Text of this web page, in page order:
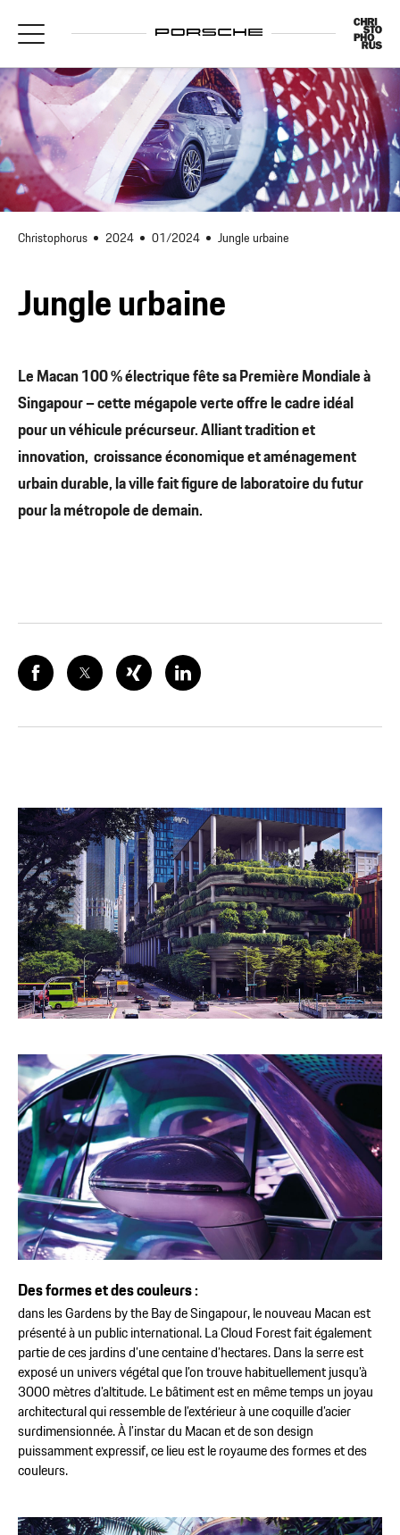
Christophorus 2024 01/2024 Jungle urbaine
Jungle urbaine
Le Macan 100 % électrique fête sa Première Mondiale à
Singapour – cette mégapole verte offre le cadre idéal
pour un véhicule précurseur. Alliant tradition et
innovation, croissance économique et aménagement
urbain durable, la ville fait figure de laboratoire du futur
pour la métropole de demain.
Des formes et des couleurs :
dans les Gardens by the Bay de Singapour, le nouveau Macan est
présenté à un public international. La Cloud Forest fait également
partie de ces jardins d’une centaine d’hectares. Dans la serre est
exposé un univers végétal que l’on trouve habituellement jusqu’à
3000 mètres d’altitude. Le bâtiment est en même temps un joyau
architectural qui ressemble de l’extérieur à une coquille d’acier
surdimensionnée. À l’instar du Macan et de son design
puissamment expressif, ce lieu est le royaume des formes et des
couleurs.